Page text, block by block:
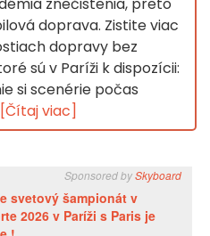
znečistenia, preto
doprava. Zistite viac
dopravy bez
sú v Paríži k dispozícii:
si scenérie počas
[Čítaj viac]